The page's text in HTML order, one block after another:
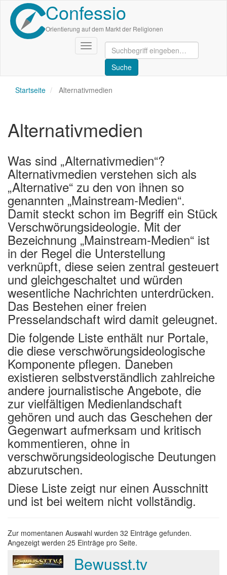
Direkt
zum
Inhalt
Confessio
Orientierung auf dem Markt der Religionen
Navigation
aktivieren/deaktivieren
Startseite Alternativmedien
Alternativmedien
Was sind „Alternativmedien“?
Alternativmedien verstehen sich als
„Alternative“ zu den von ihnen so
genannten „Mainstream-Medien“.
Damit steckt schon im Begriff ein Stück
Verschwörungsideologie. Mit der
Bezeichnung „Mainstream-Medien“ ist
in der Regel die Unterstellung
verknüpft, diese seien zentral gesteuert
und gleichgeschaltet und würden
wesentliche Nachrichten unterdrücken.
Das Bestehen einer freien
Presselandschaft wird damit geleugnet.
Die folgende Liste enthält nur Portale,
die diese verschwörungsideologische
Komponente pflegen. Daneben
existieren selbstverständlich zahlreiche
andere journalistische Angebote, die
zur vielfältigen Medienlandschaft
gehören und auch das Geschehen der
Gegenwart aufmerksam und kritisch
kommentieren, ohne in
verschwörungsideologische Deutungen
abzurutschen.
Diese Liste zeigt nur einen Ausschnitt
und ist bei weitem nicht vollständig.
Zur momentanen Auswahl wurden 32 Einträge gefunden.
Angezeigt werden 25 Einträge pro Seite.
Bewusst.tv